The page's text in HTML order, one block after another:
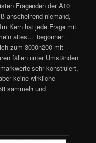
Fragenden der A10
anscheinend niemand,
Kern hat jede Frage mit
altes…‘ begonnen.
zum 3000n200 mit
fällen unter Umständen
sehr konstruiert,
keine wirkliche
sammeln und